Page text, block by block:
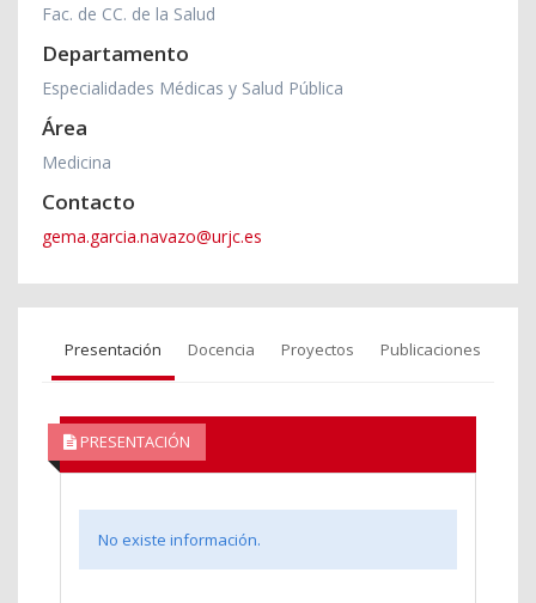
Fac. de CC. de la Salud
Departamento
Especialidades Médicas y Salud Pública
Área
Medicina
Contacto
gema.garcia.navazo@urjc.es
Presentación Docencia Proyectos Publicaciones
PRESENTACIÓN
No existe información.